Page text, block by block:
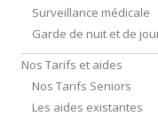
Surveillance médicale
Garde de nuit et de
Nos Tarifs et aides
Nos Tarifs Seniors
Les aides existantes